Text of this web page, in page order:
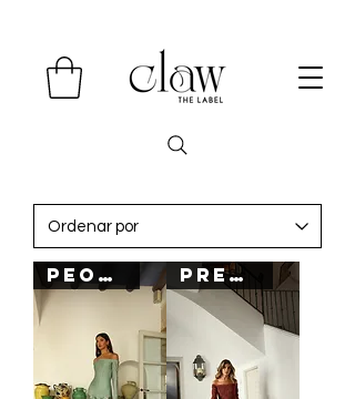
PEORDER PREORDER